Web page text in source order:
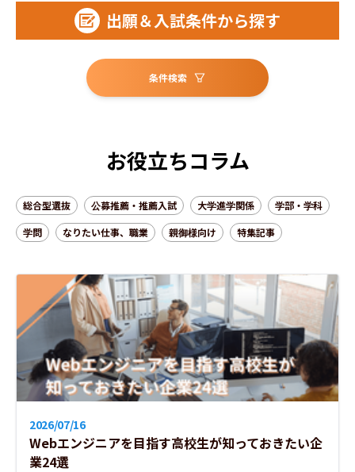
10月1日以降も出願可能な選抜がある
12月以降も出願可能な選抜がある
合格後の入学辞退がOKな選抜がある
浪人生の出願も可能な選抜がある
社会人の出願が可能な選抜がある
外国人スタッフ在籍
通信課程(通信コースあり)
夜間課程(夜間コースあり)
出願＆入試条件から探す
条件検索
お役立ちコラム
総合型選抜 公募推薦・推薦入試 大学進学関係
学部・学科
学問
なりたい仕事、職業 親御様向け 特集記事
2026/07/16
Webエンジニアを目指す高校生が知っておきたい企
業24選